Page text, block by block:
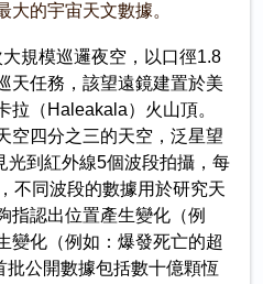
大的宇宙天文數據。
規模巡邏夜空，以口徑1.8
天任務，該望遠鏡建置於美
拉（Haleakala）火山頂。
空四分之三的天空，泛星望
光到紅外線5個波段拍攝，每
不同波段的數據用於研究天
指認出位置產生變化（例
變化（例如：爆發死亡的超
公開數據包括數十億顆恆